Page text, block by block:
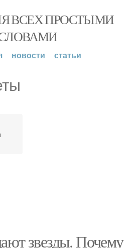
ВСЕХ ПРОСТЫМИ
новости статьи
звезды. Почему